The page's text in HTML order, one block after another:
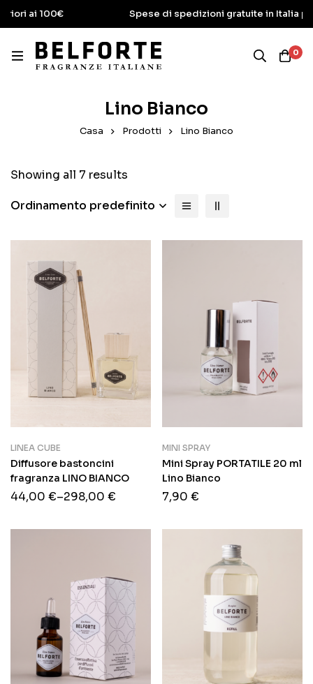
Spese di spedizioni gratuite in Italia per ordini
0
Lino Bianco
Casa Prodotti Lino Bianco
Showing all 7 results
Ordinamento predefinito
LINEA CUBE
Diffusore bastoncini
fragranza LINO BIANCO
44,00 €–298,00 €
MINI SPRAY
Mini Spray PORTATILE 20 ml
Lino Bianco
7,90 €